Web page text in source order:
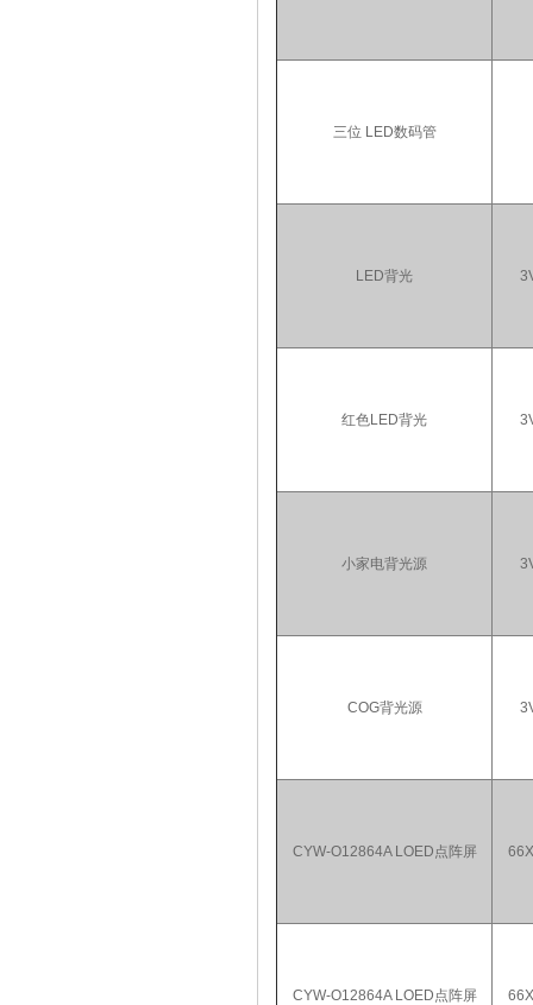
三位 LED数码管
LED背光
红色LED背光
小家电背光源
COG背光源
CYW-O12864A LOED点阵屏
CYW-O12864A LOED点阵屏